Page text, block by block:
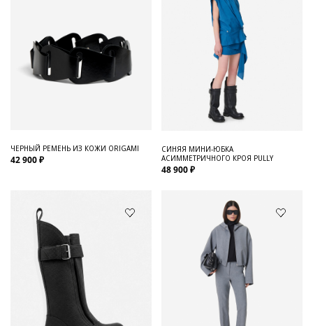
ЧЕРНЫЙ РЕМЕНЬ ИЗ КОЖИ ORIGAMI
42 900 ₽
СИНЯЯ МИНИ-ЮБКА
АСИММЕТРИЧНОГО КРОЯ PULLY
48 900 ₽